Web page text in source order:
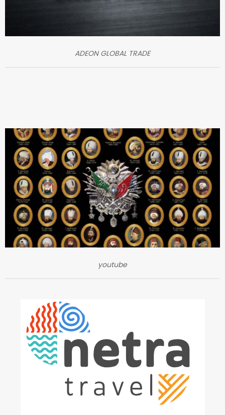
ADEON GLOBAL TRADE
youtube